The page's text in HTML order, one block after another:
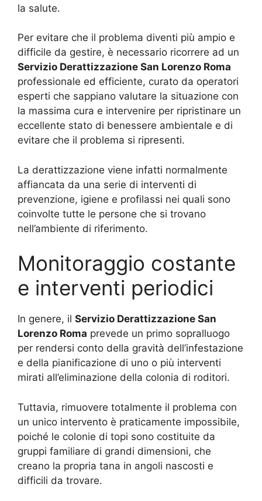
la salute.
Per evitare che il problema diventi più ampio e
difficile da gestire, è necessario ricorrere ad un
Servizio Derattizzazione San Lorenzo Roma
professionale ed efficiente, curato da operatori
esperti che sappiano valutare la situazione con
la massima cura e intervenire per ripristinare un
eccellente stato di benessere ambientale e di
evitare che il problema si ripresenti.
La derattizzazione viene infatti normalmente
affiancata da una serie di interventi di
prevenzione, igiene e profilassi nei quali sono
coinvolte tutte le persone che si trovano
nell’ambiente di riferimento.
Monitoraggio costante
e interventi periodici
In genere, il Servizio Derattizzazione San
Lorenzo Roma prevede un primo sopralluogo
per rendersi conto della gravità dell’infestazione
e della pianificazione di uno o più interventi
mirati all’eliminazione della colonia di roditori.
Tuttavia, rimuovere totalmente il problema con
un unico intervento è praticamente impossibile,
poiché le colonie di topi sono costituite da
gruppi familiare di grandi dimensioni, che
creano la propria tana in angoli nascosti e
difficili da trovare.